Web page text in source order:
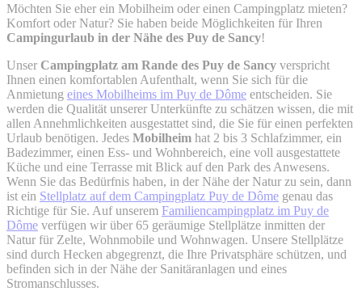
Möchten Sie eher ein Mobilheim oder einen Campingplatz mieten?
Komfort oder Natur? Sie haben beide Möglichkeiten für Ihren
Campingurlaub in der Nähe des Puy de Sancy!
Unser Campingplatz am Rande des Puy de Sancy verspricht
Ihnen einen komfortablen Aufenthalt, wenn Sie sich für die
Anmietung eines Mobilheims im Puy de Dôme entscheiden. Sie
werden die Qualität unserer Unterkünfte zu schätzen wissen, die mit
allen Annehmlichkeiten ausgestattet sind, die Sie für einen perfekten
Urlaub benötigen. Jedes Mobilheim hat 2 bis 3 Schlafzimmer, ein
Badezimmer, einen Ess- und Wohnbereich, eine voll ausgestattete
Küche und eine Terrasse mit Blick auf den Park des Anwesens.
Wenn Sie das Bedürfnis haben, in der Nähe der Natur zu sein, dann
ist ein Stellplatz auf dem Campingplatz Puy de Dôme genau das
Richtige für Sie. Auf unserem Familiencampingplatz im Puy de
Dôme verfügen wir über 65 geräumige Stellplätze inmitten der
Natur für Zelte, Wohnmobile und Wohnwagen. Unsere Stellplätze
sind durch Hecken abgegrenzt, die Ihre Privatsphäre schützen, und
befinden sich in der Nähe der Sanitäranlagen und eines
Stromanschlusses.